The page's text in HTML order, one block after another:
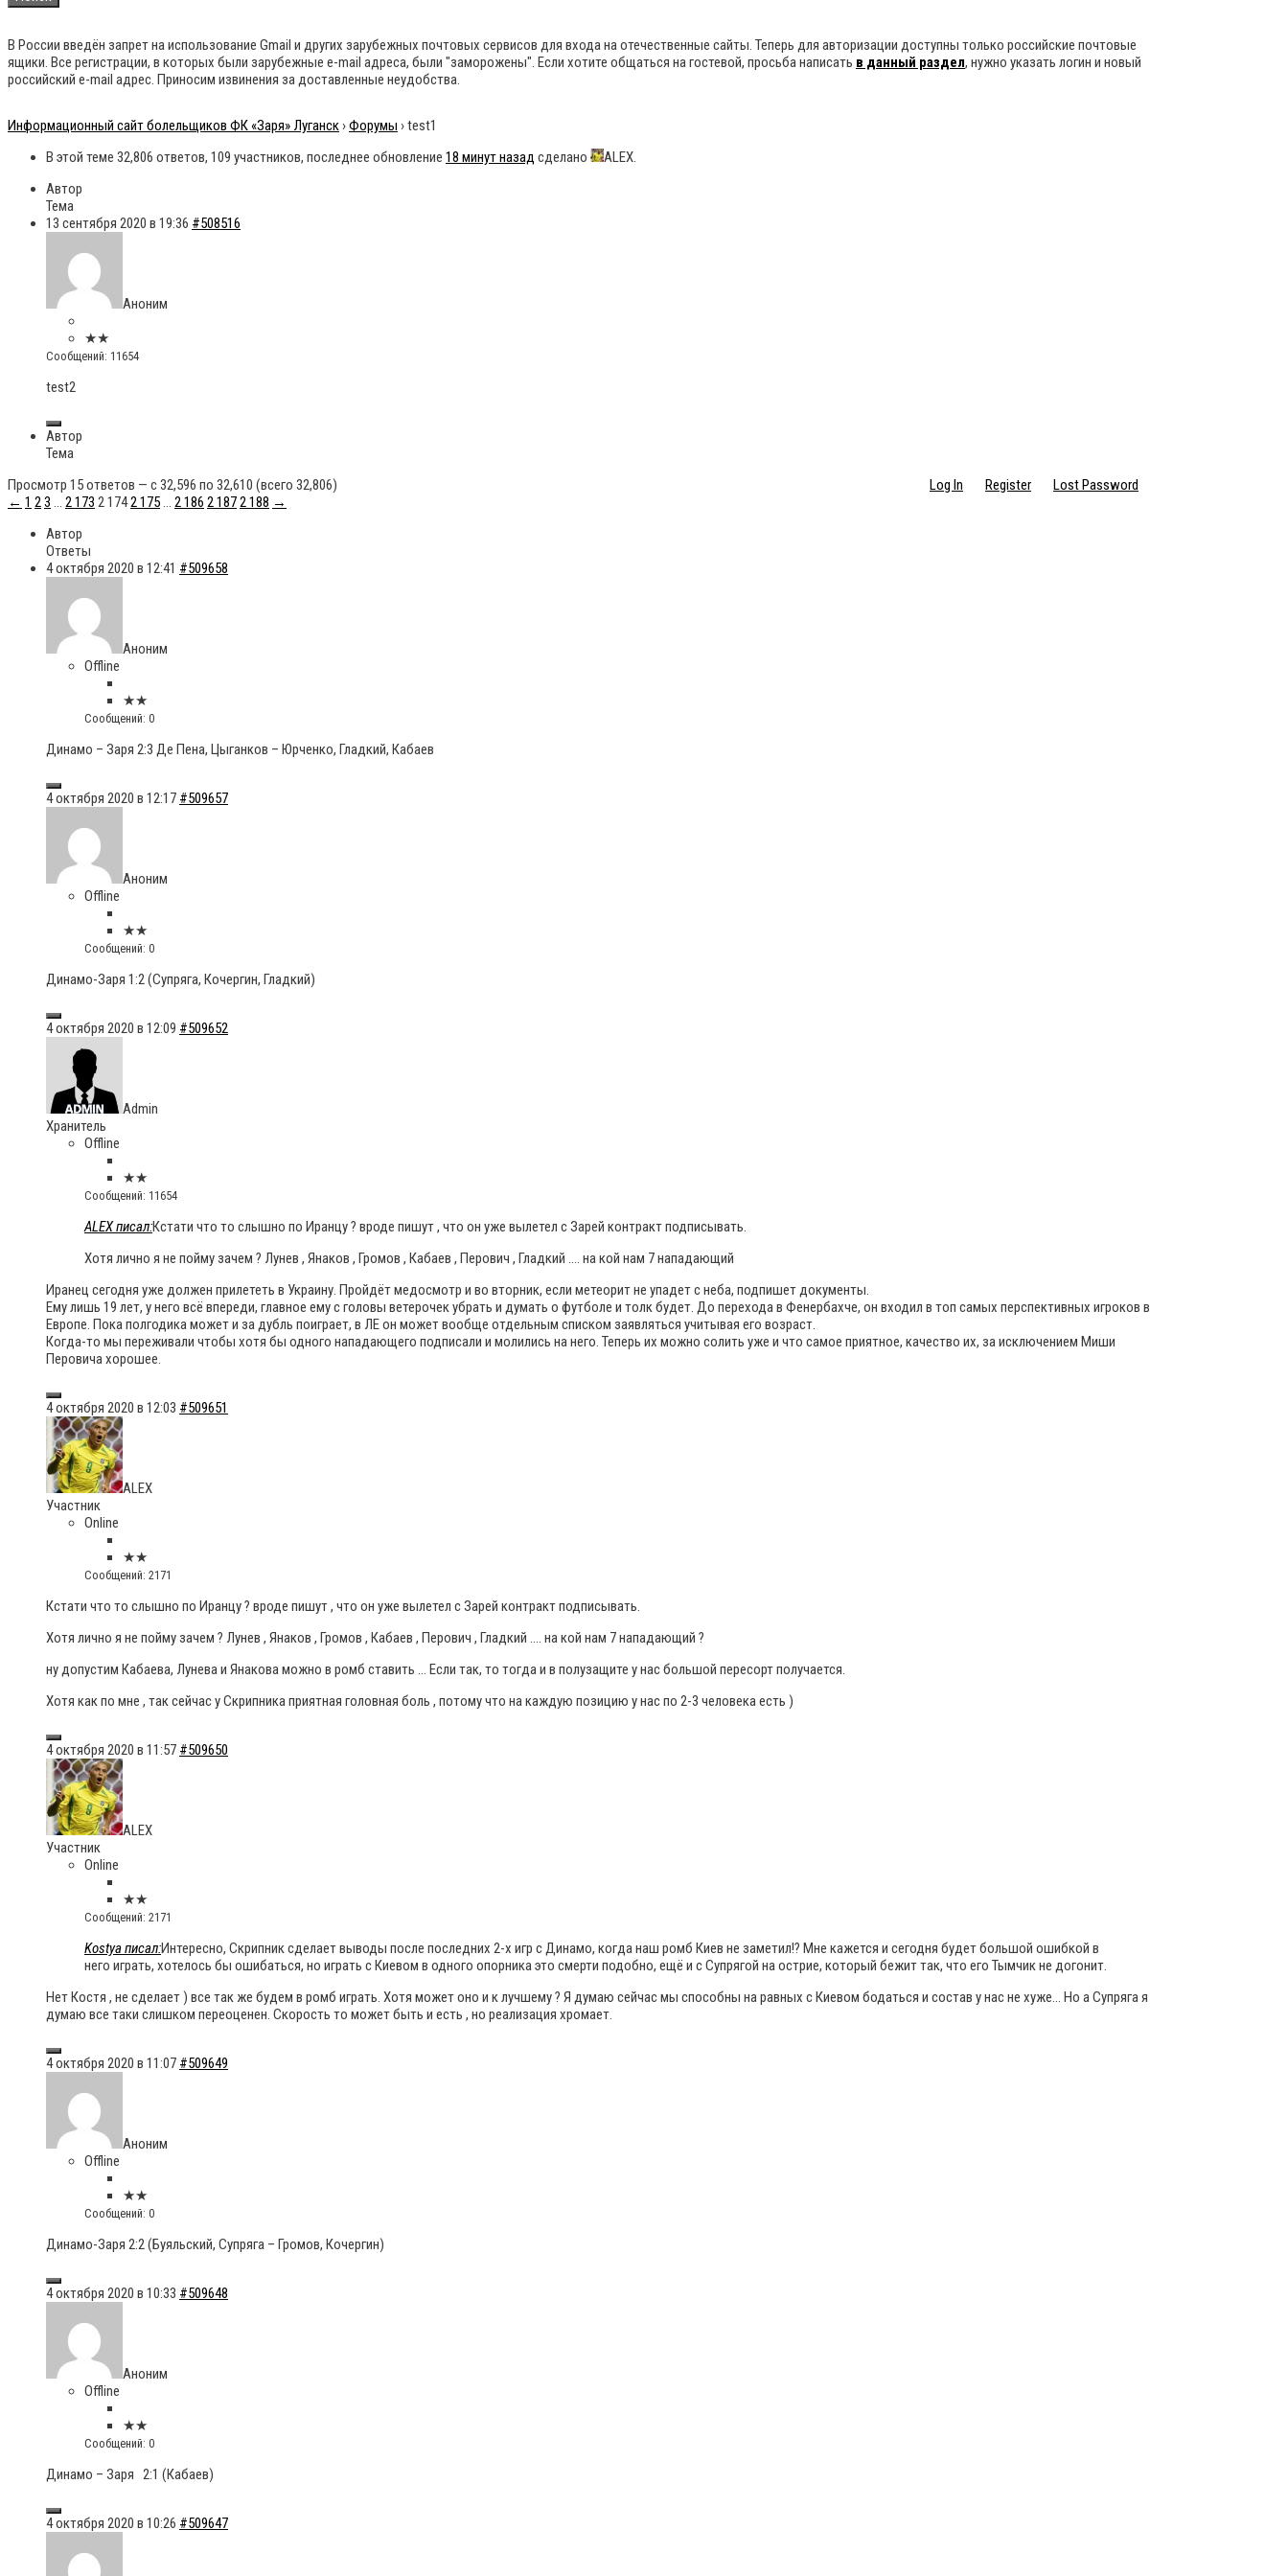
В России введён запрет на использование Gmail и других зарубежных почтовых сервисов для входа на отечественные сайты. Теперь для авторизации доступны только российские почтовые
ящики. Все регистрации, в которых были зарубежные e-mail адреса, были "заморожены". Если хотите общаться на гостевой, просьба написать в данный раздел, нужно указать логин и новый
российский e-mail адрес. Приносим извинения за доставленные неудобства.
Информационный сайт болельщиков ФК «Заря» Луганск ›Форумы ›test1
В этой теме 32,806 ответов, 109 участников, последнее обновление 18 минут назад сделано
ALEX.
Автор
Тема
13 сентября 2020 в 19:36 #508516
Аноним
★★
Сообщений: 11654
test2
Автор
Тема
Log In
Register Lost Password
Просмотр 15 ответов — с 32,596 по 32,610 (всего 32,806)
← 1 23 … 2 173 2 1742 175… 2 186 2 1872 188 →
Автор
Ответы
4 октября 2020 в 12:41 #509658
Аноним
Offline
★★
Сообщений: 0
Динамо – Заря 2:3 Де Пена, Цыганков – Юрченко, Гладкий, Кабаев
4 октября 2020 в 12:17 #509657
Аноним
Offline
★★
Сообщений: 0
Динамо-Заря 1:2 (Супряга, Кочергин, Гладкий)
4 октября 2020 в 12:09 #509652
Admin
Хранитель
Offline
★★
Сообщений: 11654
ALEX писал:Кстати что то слышно по Иранцу ? вроде пишут , что он уже вылетел с Зарей контракт подписывать.
Хотя лично я не пойму зачем ? Лунев , Янаков , Громов , Кабаев , Перович , Гладкий …. на кой нам 7 нападающий
Иранец сегодня уже должен прилететь в Украину. Пройдёт медосмотр и во вторник, если метеорит не упадет с неба, подпишет документы.
Ему лишь 19 лет, у него всё впереди, главное ему с головы ветерочек убрать и думать о футболе и толк будет. До перехода в Фенербахче, он входил в топ самых перспективных игроков в
Европе. Пока полгодика может и за дубль поиграет, в ЛЕ он может вообще отдельным списком заявляться учитывая его возраст.
Когда-то мы переживали чтобы хотя бы одного нападающего подписали и молились на него. Теперь их можно солить уже и что самое приятное, качество их, за исключением Миши
Перовича хорошее.
4 октября 2020 в 12:03 #509651
ALEX
Участник
Online
★★
Сообщений: 2171
Кстати что то слышно по Иранцу ? вроде пишут , что он уже вылетел с Зарей контракт подписывать.
Хотя лично я не пойму зачем ? Лунев , Янаков , Громов , Кабаев , Перович , Гладкий …. на кой нам 7 нападающий ?
ну допустим Кабаева, Лунева и Янакова можно в ромб ставить … Если так, то тогда и в полузащите у нас большой пересорт получается.
Хотя как по мне , так сейчас у Скрипника приятная головная боль , потому что на каждую позицию у нас по 2-3 человека есть )
4 октября 2020 в 11:57 #509650
ALEX
Участник
Online
★★
Сообщений: 2171
Kostya писал:Интересно, Скрипник сделает выводы после последних 2-х игр с Динамо, когда наш ромб Киев не заметил!? Мне кажется и сегодня будет большой ошибкой в
него играть, хотелось бы ошибаться, но играть с Киевом в одного опорника это смерти подобно, ещё и с Супрягой на острие, который бежит так, что его Тымчик не догонит.
Нет Костя , не сделает ) все так же будем в ромб играть. Хотя может оно и к лучшему ? Я думаю сейчас мы способны на равных с Киевом бодаться и состав у нас не хуже… Но а Супряга я
думаю все таки слишком переоценен. Скорость то может быть и есть , но реализация хромает.
4 октября 2020 в 11:07 #509649
Аноним
Offline
★★
Сообщений: 0
Динамо-Заря 2:2 (Буяльский, Супряга – Громов, Кочергин)
4 октября 2020 в 10:33 #509648
Аноним
Offline
★★
Сообщений: 0
Динамо – Заря 2:1 (Кабаев)
4 октября 2020 в 10:26 #509647